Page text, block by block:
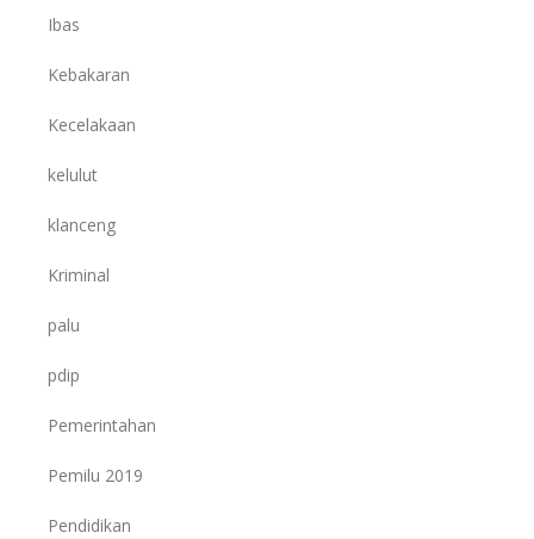
Ibas
Kebakaran
Kecelakaan
kelulut
klanceng
Kriminal
palu
pdip
Pemerintahan
Pemilu 2019
Pendidikan